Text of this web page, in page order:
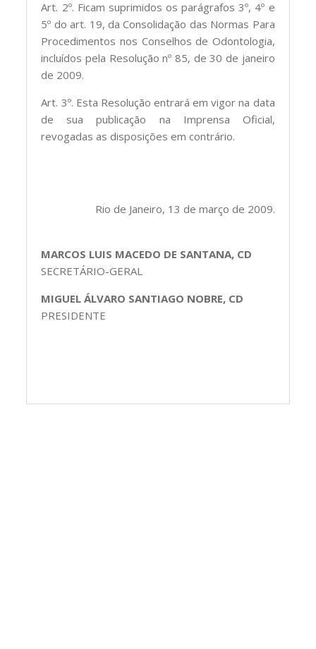
Art. 2º. Ficam suprimidos os parágrafos 3º, 4º e
5º do art. 19, da Consolidação das Normas Para
Procedimentos nos Conselhos de Odontologia,
incluídos pela Resolução nº 85, de 30 de janeiro
de 2009.
Art. 3º. Esta Resolução entrará em vigor na data
de sua publicação na Imprensa Oficial,
revogadas as disposições em contrário.
Rio de Janeiro, 13 de março de 2009.
MARCOS LUIS MACEDO DE SANTANA, CD
SECRETÁRIO-GERAL
MIGUEL ÁLVARO SANTIAGO NOBRE, CD
PRESIDENTE